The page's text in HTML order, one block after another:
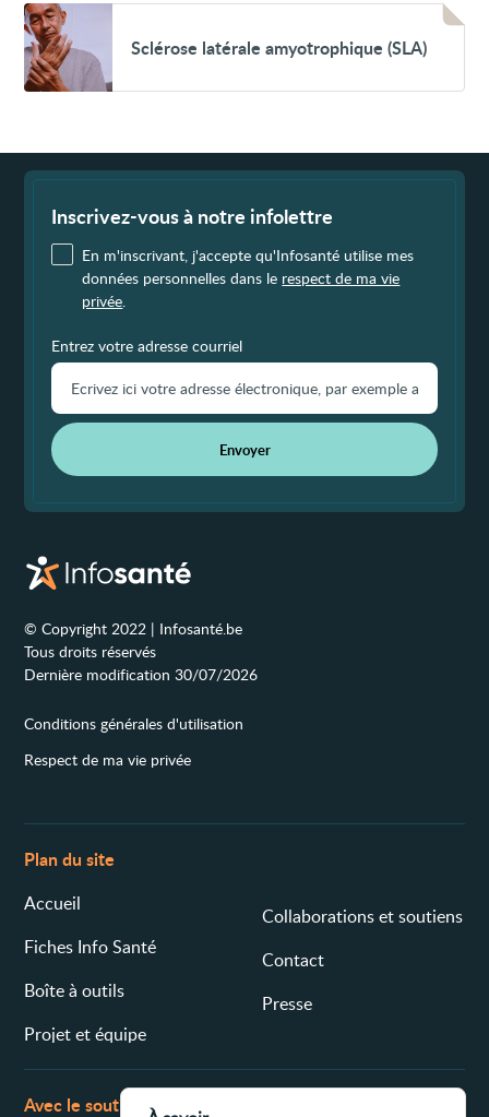
Voir
Sclérose
latérale
amyotrophique
(SLA)
Sclérose latérale amyotrophique (SLA)
Inscrivez-vous à notre infolettre
En m'inscrivant, j'accepte qu'Infosanté utilise mes
données personnelles dans le respect de ma vie
privée
Entrez votre adresse courriel
Envoyer
© Copyright 2022 | Infosanté.be
Tous droits réservés
Dernière modification 30/07/2026
Conditions générales d'utilisation
Respect de ma vie privée
Plan du site
Accueil
Fiches Info Santé
Boîte à outils
Projet et équipe
Collaborations et soutiens
Contact
Presse
Avec le soutien de